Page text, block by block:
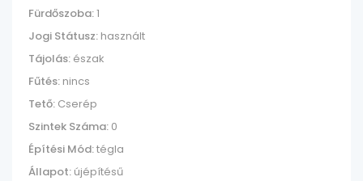
Fürdőszoba:1
Jogi Státusz: használt
Tájolás: észak
Fűtés: nincs
Tető: Cserép
Szintek Száma: 0
Építési Mód:tégla
Állapot: újépítésű